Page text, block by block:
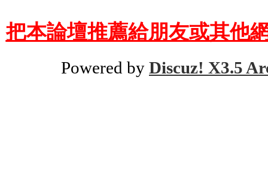
把本論壇推薦給朋友或其他
Powered by Discuz! X3.5